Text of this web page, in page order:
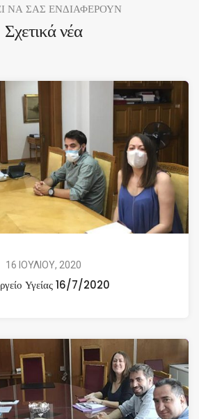
ΝΑ ΣΑΣ ΕΝΔΙΑΦΕΡΟΥΝ
Σχετικά νέα
16 ΙΟΥΛΙΟΥ, 2020
Υγείας 16/7/2020